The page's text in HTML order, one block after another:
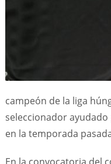
campeón de la liga
seleccionador
en la temporada